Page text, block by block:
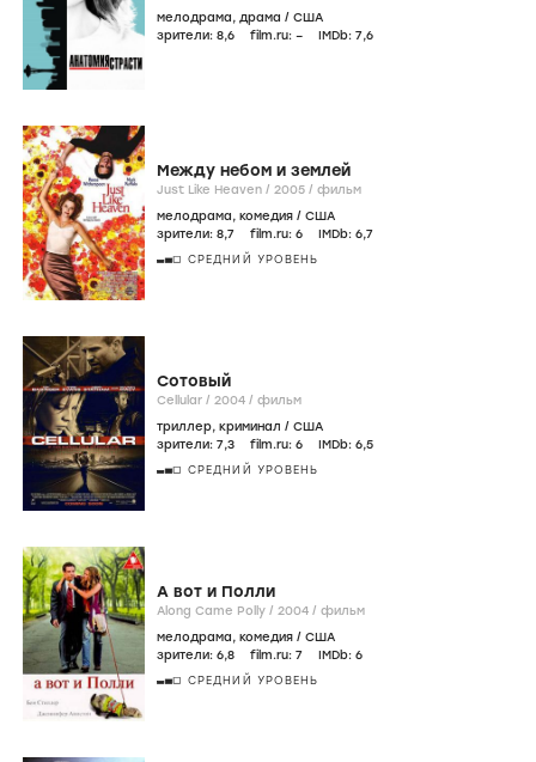
мелодрама, драма / США
зрители: 8,6 film.ru: – IMDb: 7,6
Между небом и землей
Just Like Heaven / 2005 / фильм
мелодрама, комедия / США
зрители: 8,7 film.ru: 6 IMDb: 6,7
СРЕДНИЙ УРОВЕНЬ
Сотовый
Cellular / 2004 / фильм
триллер, криминал / США
зрители: 7,3 film.ru: 6 IMDb: 6,5
СРЕДНИЙ УРОВЕНЬ
А вот и Полли
Along Came Polly / 2004 / фильм
мелодрама, комедия / США
зрители: 6,8 film.ru: 7 IMDb: 6
СРЕДНИЙ УРОВЕНЬ